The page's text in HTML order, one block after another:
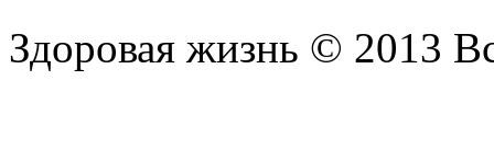
Здоровая жизнь © 2013